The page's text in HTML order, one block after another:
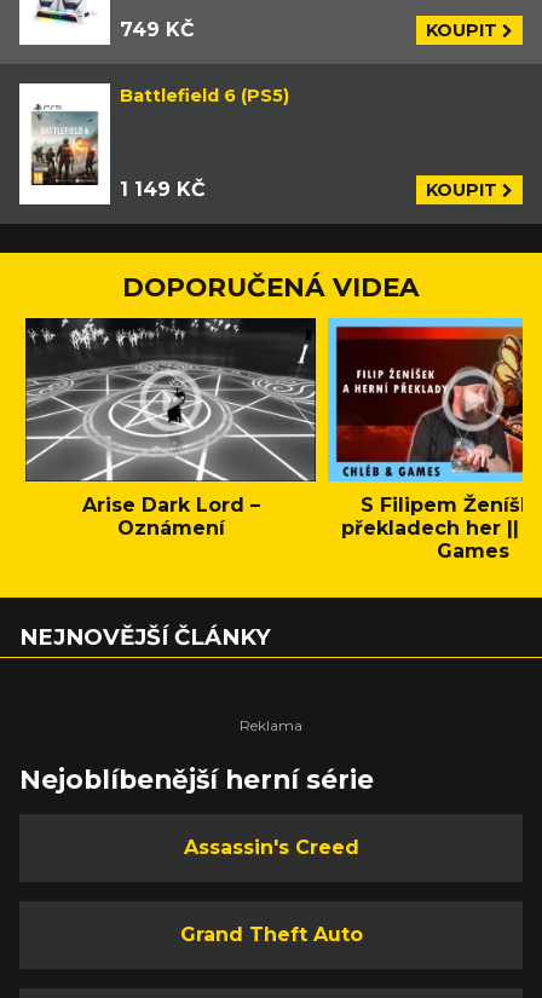
749 KČ KOUPIT
Battlefield 6 (PS5)
1 149 KČ KOUPIT
DOPORUČENÁ VIDEA
Arise Dark Lord –
Oznámení
S Filipem
překladech her ||
Games
NEJNOVĚJŠÍ ČLÁNKY
Nejoblíbenější herní série
Assassin's Creed
Grand Theft Auto